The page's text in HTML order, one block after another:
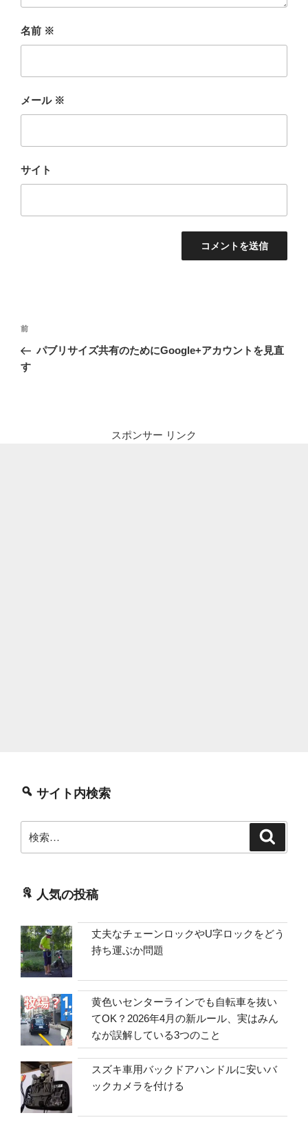
名前 ※
メール ※
サイト
投
ナ
前
の
投
前
パブリサイズ共有のためにGoogle+アカウントを見直
す
スポンサー リンク
サイト内検索
索:
人気の投稿
丈夫なチェーンロックやU字ロックをどう
持ち運ぶか問題
黄色いセンターラインでも自転車を抜い
てOK？2026年4月の新ルール、実はみん
なが誤解している3つのこと
スズキ車用バックドアハンドルに安いバ
ックカメラを付ける